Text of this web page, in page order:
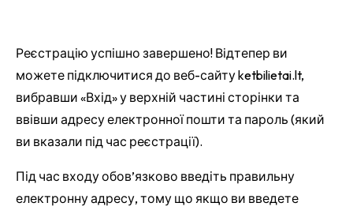
Реєстрацію успішно завершено! Відтепер ви
можете підключитися до веб-сайту ketbilietai.lt,
вибравши «Вхід» у верхній частині сторінки та
ввівши адресу електронної пошти та пароль (який
ви вказали під час реєстрації).
Під час входу обов’язково введіть правильну
електронну адресу, тому що якщо ви введете